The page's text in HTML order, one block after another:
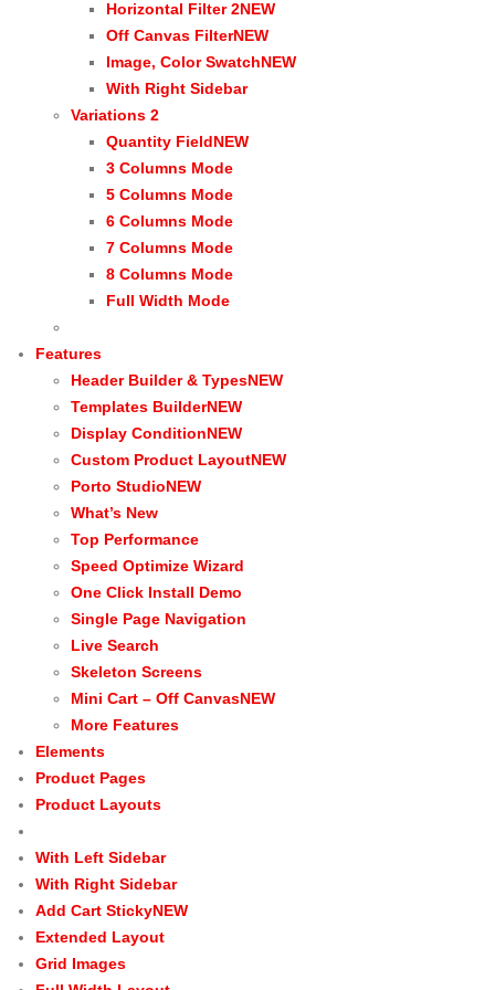
Horizontal Filter 2NEW
Off Canvas FilterNEW
Image, Color SwatchNEW
With Right Sidebar
Variations 2
Quantity FieldNEW
3 Columns Mode
5 Columns Mode
6 Columns Mode
7 Columns Mode
8 Columns Mode
Full Width Mode
Features
Header Builder & TypesNEW
Templates BuilderNEW
Display ConditionNEW
Custom Product LayoutNEW
Porto StudioNEW
What’s New
Top Performance
Speed Optimize Wizard
One Click Install Demo
Single Page Navigation
Live Search
Skeleton Screens
Mini Cart – Off CanvasNEW
More Features
Elements
Product Pages
Product Layouts
With Left Sidebar
With Right Sidebar
Add Cart StickyNEW
Extended Layout
Grid Images